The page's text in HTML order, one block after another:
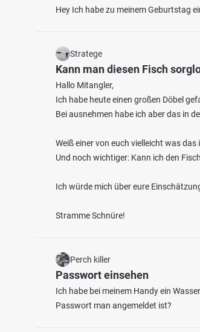
Havetofter See
Hey Ich habe zu meinem Geburtstag
Stratege
Kann man diesen Fisch
Hallo Mitangler,
Ich habe heute einen großen Döbel
Bei ausnehmen habe ich aber das in
Weiß einer von euch vielleicht was das
Und noch wichtiger: Kann ich den
Ich würde mich über eure
Stramme Schnüre!
Perch killer
Passwort einsehen
Ich habe bei meinem Handy ein
Passwort man angemeldet ist?